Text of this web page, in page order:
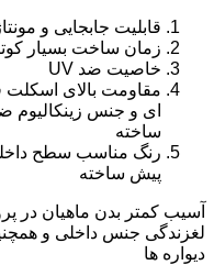
قابلیت جابجایی و
زمان ساخت بسیار
خاصیت ضد UV
مقاومت بالای
ای و جنس
ساخته
رنگ مناسب سطح داخلی
پیش ساخته
آسیب کمتر بدن ماهیان در
لغزندگی جنس داخلی و
دیواره ها